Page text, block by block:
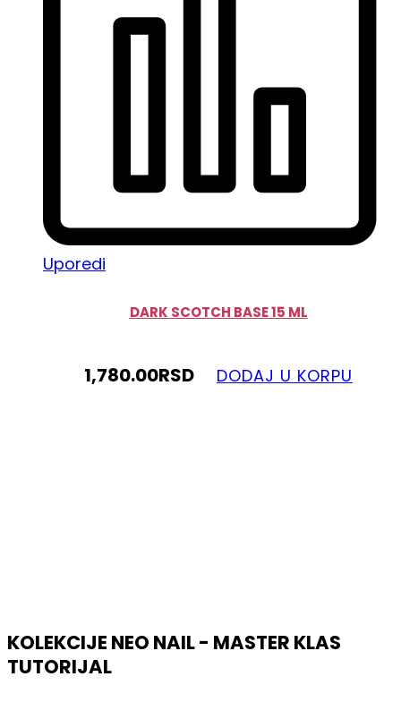
Uporedi
DARK SCOTCH BASE 15 ML
1,780.00RSD DODAJ U KORPU
KOLEKCIJE NEO NAIL - MASTER KLAS
TUTORIJAL